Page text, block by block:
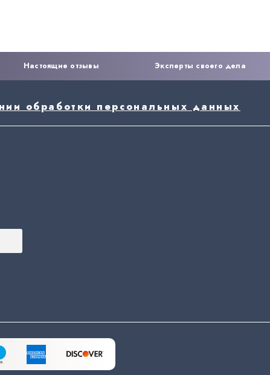
Настоящие отзывы Эксперты своего дела
обработки персональных данных